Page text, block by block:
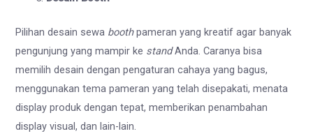
Pilihan desain sewa boothpameran yang kreatif agar banyak
pengunjung yang mampir ke standAnda. Caranya bisa
memilih desain dengan pengaturan cahaya yang bagus,
menggunakan tema pameran yang telah disepakati, menata
display produk dengan tepat, memberikan penambahan
display visual, dan lain-lain.